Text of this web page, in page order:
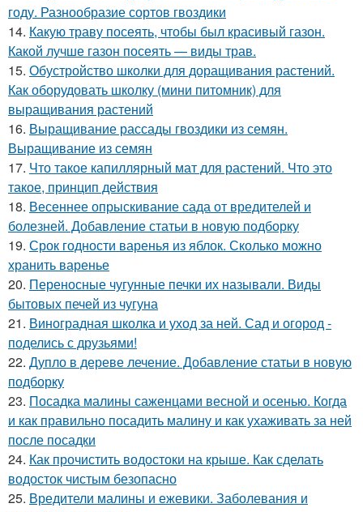
году. Разнообразие сортов гвоздики
14. Какую траву посеять, чтобы был красивый газон.
Какой лучше газон посеять — виды трав.
15. Обустройство школки для доращивания растений.
Как оборудовать школку (мини питомник) для
выращивания растений
16. Выращивание рассады гвоздики из семян.
Выращивание из семян
17. Что такое капиллярный мат для растений. Что это
такое, принцип действия
18. Весеннее опрыскивание сада от вредителей и
болезней. Добавление статьи в новую подборку
19. Срок годности варенья из яблок. Сколько можно
хранить варенье
20. Переносные чугунные печки их называли. Виды
бытовых печей из чугуна
21. Виноградная школка и уход за ней. Сад и огород -
поделись с друзьями!
22. Дупло в дереве лечение. Добавление статьи в новую
подборку
23. Посадка малины саженцами весной и осенью. Когда
и как правильно посадить малину и как ухаживать за ней
после посадки
24. Как прочистить водостоки на крыше. Как сделать
водосток чистым безопасно
25. Вредители малины и ежевики. Заболевания и